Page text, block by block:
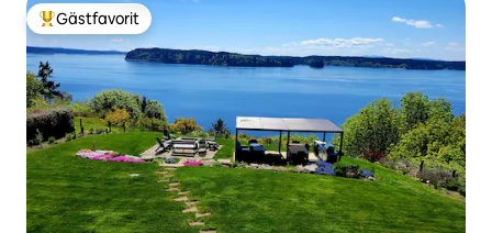
Populär gästfavorit
Gästfavorit